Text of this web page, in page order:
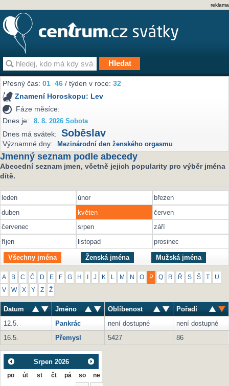
reklama
Přesný čas:01 46 / týden v roce:32
Znamení Horoskopu: Lev
Fáze měsíce:
Dnes je:
8. 8. 2026 Sobota
Dnes má svátek: Soběslav
Významné dny: Mezinárodní den ženského orgasmu
Jmenný seznam podle abecedy
Abecední seznam jmen, včetně jejich popularity pro výběr jména
dítě.
leden únor
březen
duben
květen
červen
červenec
srpen
září
říjen
listopad prosinec
Všechny jména Ženská jména Mužská jména
A B C Č D E F G H J K M N O P Q R Ř S Š U
V W X Y Z Ž
Datum Jméno Oblíbenost
Pořadí
12.5.
Pankrác není dostupné
není dostupné
16.5.
Přemysl 5427 86
Srpen 2026
po út st čt pá so ne